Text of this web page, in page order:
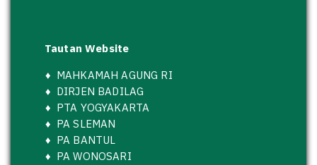
Tautan Website
♦ MAHKAMAH AGUNG RI
♦ DIRJEN BADILAG
♦ PTA YOGYAKARTA
♦ PA SLEMAN
♦ PA BANTUL
♦ PA WONOSARI